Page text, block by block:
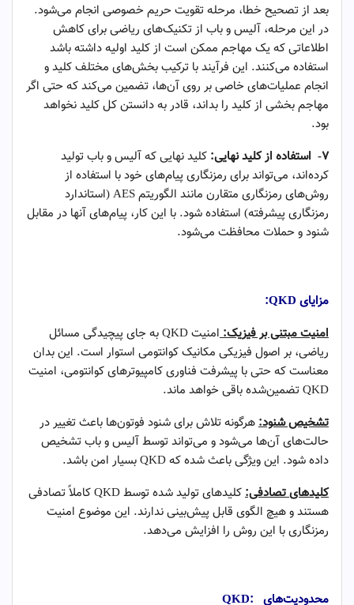
بعد از تصحیح خطا، مرحله تقویت حریم خصوصی انجام می‌شود.
در این مرحله، آلیس و باب از تکنیک‌های ریاضی برای کاهش
اطلاعاتی که یک مهاجم ممکن است از کلید اولیه داشته باشد
استفاده می‌کنند. این فرآیند با ترکیب بخش‌های مختلف کلید و
انجام عملیات‌های خاصی بر روی آن‌ها، تضمین می‌کند که حتی اگر
مهاجم بخشی از کلید را بداند، قادر به دانستن کل کلید نخواهد
بود.
۷-
استفاده از کلید نهایی: کلید نهایی که آلیس و باب تولید
کرده‌اند، می‌تواند برای رمزنگاری پیام‌های خود با استفاده از
روش‌های رمزنگاری متقارن مانند الگوریتم AES (استاندارد
رمزنگاری پیشرفته) استفاده شود. با این کار، پیام‌های آنها در مقابل
شنود و حملات محافظت می‌شود.
مزایای
:
امنیت مبتنی بر فیزیک:
امنیت QKD به جای پیچیدگی مسائل
ریاضی، بر اصول فیزیکی مکانیک کوانتومی استوار است. این بدان
معناست که حتی با پیشرفت فناوری کامپیوترهای کوانتومی، امنیت
QKD تضمین‌شده باقی خواهد ماند.
تشخیص شنود:هرگونه تلاش برای شنود فوتون‌ها باعث تغییر در
حالت‌های آن‌ها می‌شود و می‌تواند توسط آلیس و باب تشخیص
داده شود. این ویژگی باعث شده که QKD بسیار امن باشد.
کلیدهای تصادفی:
کلیدهای تولید شده توسط QKD کاملاً تصادفی
هستند و هیچ الگوی قابل پیش‌بینی ندارند. این موضوع امنیت
رمزنگاری با این روش را افزایش می‌دهد.
محدودیت‌های :QKD